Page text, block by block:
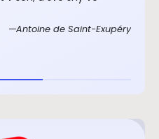
Antoine de Saint-Exupéry